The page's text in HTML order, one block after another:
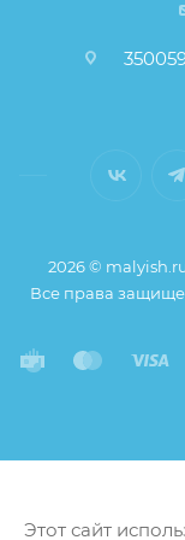
2026 ©
Все права
Этот сайт